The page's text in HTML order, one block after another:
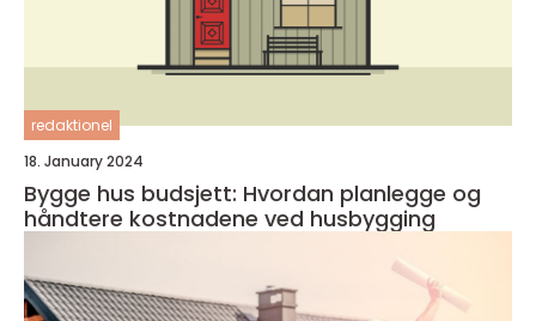
redaktionel
18. January 2024
Bygge hus budsjett: Hvordan planlegge og
håndtere kostnadene ved husbygging